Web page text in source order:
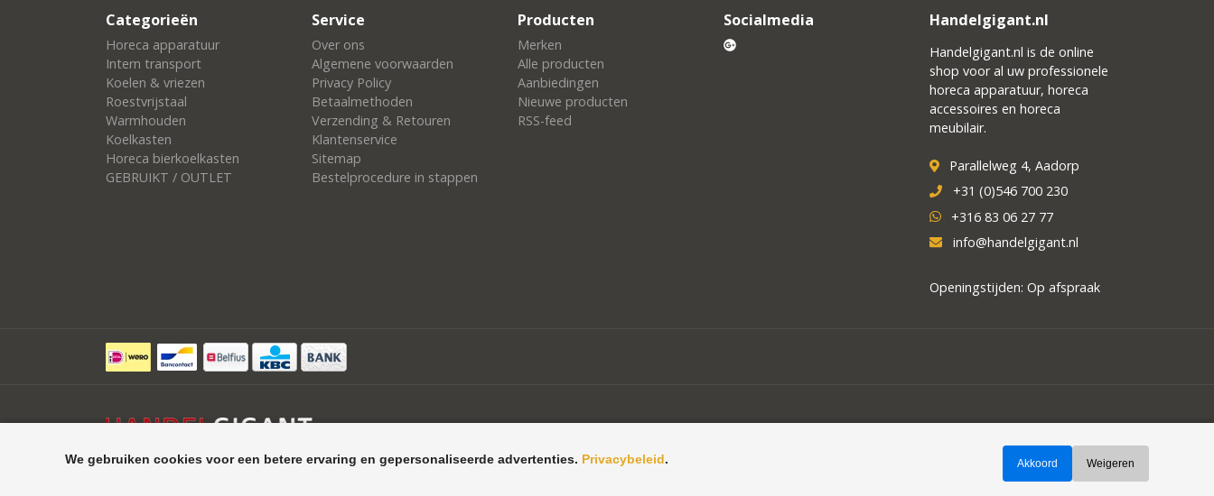
We gebruiken cookies voor een betere ervaring en gepersonaliseerde advertenties. Privacybeleid. Akkoord Weigeren
Categorieën
Horeca apparatuur
Intern transport
Koelen & vriezen
Roestvrijstaal
Warmhouden
Koelkasten
Horeca bierkoelkasten
GEBRUIKT / OUTLET
Service
Over ons
Algemene voorwaarden
Privacy Policy
Betaalmethoden
Verzending & Retouren
Klantenservice
Sitemap
Bestelprocedure in stappen
Producten
Merken
Alle producten
Aanbiedingen
Nieuwe producten
RSS-feed
Socialmedia Handelgigant.nl
Handelgigant.nl is de online
shop voor al uw professionele
horeca apparatuur, horeca
accessoires en horeca
meubilair.
Parallelweg 4, Aadorp
+31 (0)546 700 230
+316 83 06 27 77
info@handelgigant.nl
Openingstijden: Op afspraak